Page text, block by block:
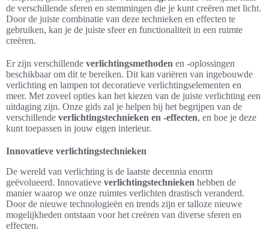
de verschillende sferen en stemmingen die je kunt creëren met licht.
Door de juiste combinatie van deze technieken en effecten te
gebruiken, kan je de juiste sfeer en functionaliteit in een ruimte
creëren.
Er zijn verschillende verlichtingsmethoden en -oplossingen
beschikbaar om dit te bereiken. Dit kan variëren van ingebouwde
verlichting en lampen tot decoratieve verlichtingselementen en
meer. Met zoveel opties kan het kiezen van de juiste verlichting een
uitdaging zijn. Onze gids zal je helpen bij het begrijpen van de
verschillende verlichtingstechnieken en -effecten, en hoe je deze
kunt toepassen in jouw eigen interieur.
Innovatieve verlichtingstechnieken
De wereld van verlichting is de laatste decennia enorm
geëvolueerd. Innovatieve verlichtingstechnieken hebben de
manier waarop we onze ruimtes verlichten drastisch veranderd.
Door de nieuwe technologieën en trends zijn er talloze nieuwe
mogelijkheden ontstaan voor het creëren van diverse sferen en
effecten.